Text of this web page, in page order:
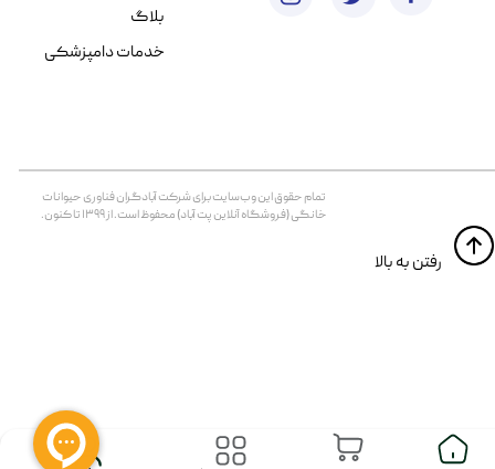
تمام حقوق اين وب‌سايت برای شرکت آبادگران فناوری حیوانات
خانگی (فروشگاه آنلاین پت آباد) محفوظ است. از ۱۳۹۹ تا کنون.
​​رفتن به بالا
بلاگ
خدمات دامپزشکی